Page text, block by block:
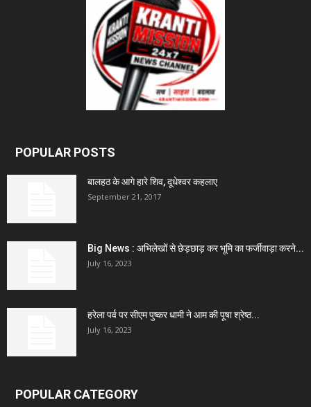
POPULAR POSTS
बालहठ के आगे हारे शिव, दूधेश्वर कहलाए
September 21, 2017
Big News : अभिलेखों से छेड़छाड़ कर भूमि का फर्जीवाड़ा करने...
July 16, 2023
हरेला पर्व पर सीएम पुष्कर धामी ने आम की पूषा श्रेष्ठ...
July 16, 2023
POPULAR CATEGORY